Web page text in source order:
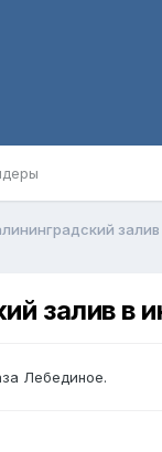
залив
Лебединое.